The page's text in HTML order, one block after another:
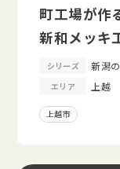
町工場が作
新和メッキ
シリーズ 新潟
エリア 上越
上越市